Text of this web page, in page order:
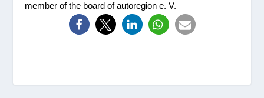
member of the board of autoregion e. V.